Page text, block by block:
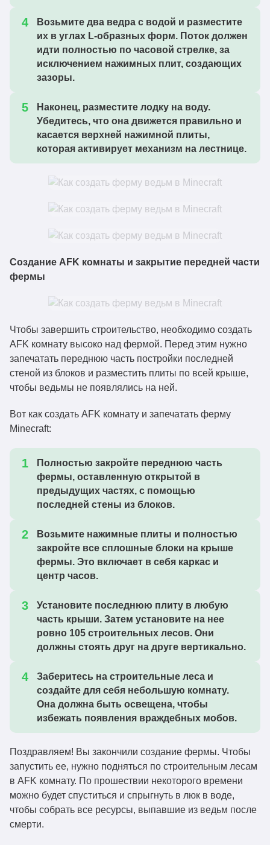
Возьмите два ведра с водой и разместите
их в углах L-образных форм. Поток должен
идти полностью по часовой стрелке, за
исключением нажимных плит, создающих
зазоры.
Наконец, разместите лодку на воду.
Убедитесь, что она движется правильно и
касается верхней нажимной плиты,
которая активирует механизм на лестнице.
Создание AFK комнаты и закрытие передней части
фермы
Чтобы завершить строительство, необходимо создать
AFK комнату высоко над фермой. Перед этим нужно
запечатать переднюю часть постройки последней
стеной из блоков и разместить плиты по всей крыше,
чтобы ведьмы не появлялись на ней.
Вот как создать AFK комнату и запечатать ферму
Minecraft:
Полностью закройте переднюю часть
фермы, оставленную открытой в
предыдущих частях, с помощью
последней стены из блоков.
Возьмите нажимные плиты и полностью
закройте все сплошные блоки на крыше
фермы. Это включает в себя каркас и
центр часов.
Установите последнюю плиту в любую
часть крыши. Затем установите на нее
ровно 105 строительных лесов. Они
должны стоять друг на друге вертикально.
Заберитесь на строительные леса и
создайте для себя небольшую комнату.
Она должна быть освещена, чтобы
избежать появления враждебных мобов.
Поздравляем! Вы закончили создание фермы. Чтобы
запустить ее, нужно подняться по строительным лесам
в AFK комнату. По прошествии некоторого времени
можно будет спуститься и спрыгнуть в люк в воде,
чтобы собрать все ресурсы, выпавшие из ведьм после
смерти.